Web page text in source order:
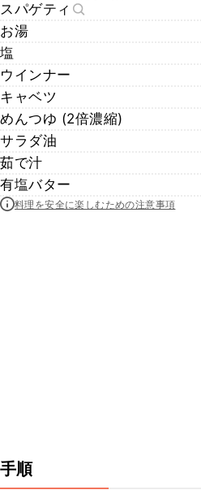
スパゲティ
お湯
塩
ウインナー
キャベツ
めんつゆ (2倍濃縮)
サラダ油
茹で汁
有塩バター
料理を安全に楽しむための注意事項
手順